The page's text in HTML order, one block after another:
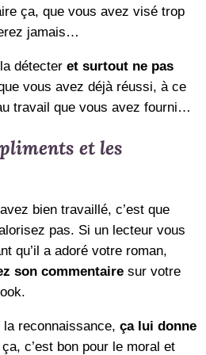
ça, que vous avez visé trop
jamais…
détecter et surtout ne pas
vous avez déjà réussi, à ce
travail que vous avez fourni…
et les
bien travaillé, c’est que
pas. Si un lecteur vous
qu’il a adoré votre roman,
son commentaire sur votre
reconnaissance, ça lui donne
c’est bon pour le moral et